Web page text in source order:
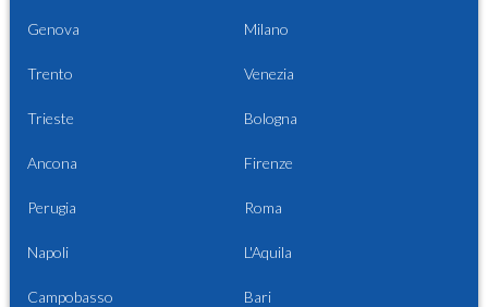
Genova Milano
Trento Venezia
Trieste Bologna
Ancona Firenze
Perugia Roma
Napoli L'Aquila
Campobasso Bari